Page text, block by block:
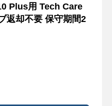
Plus用 Tech Care
返却不要 保守期間2